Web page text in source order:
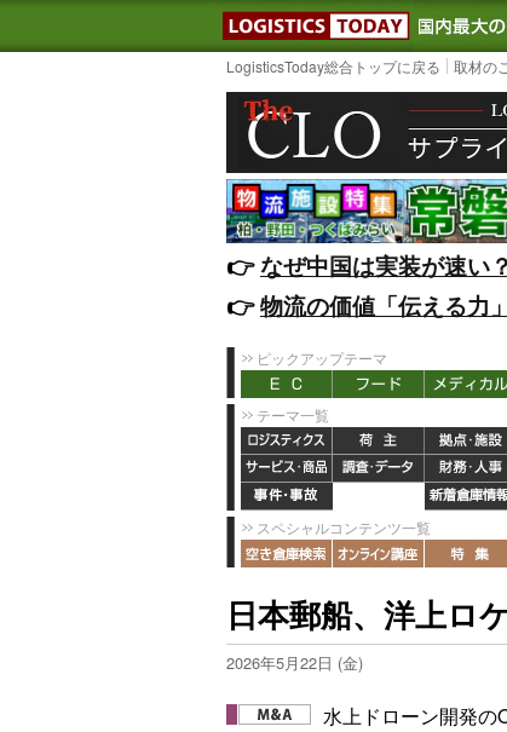
LogisticsToday総合トップに戻る 取材の
👉️なぜ中国は実装が速い
👉️物流の価値「伝える力
ピックアップテーマ
テーマ一覧
スペシャルコンテンツ一覧
日本郵船、洋上ロ
2026年5月22日 (金)
水上ドローン開発の